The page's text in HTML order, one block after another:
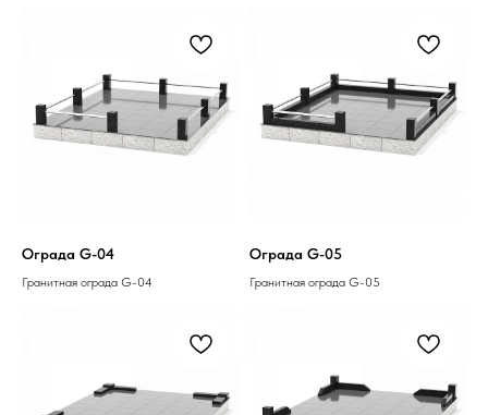
Ограда G-04
Гранитная ограда G-04
Ограда G-05
Гранитная ограда G-05